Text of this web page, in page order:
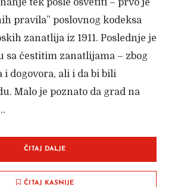
tek posle osvetiti – prvo je
pravila” poslovnog kodeksa
zanatlija iz 1911. Poslednje je
sa čestitim zanatlijama – zbog
i dogovora, ali i da bi bili
Malo je poznato da grad na
ČITAJ DALJE
ČITAJ KASNIJE